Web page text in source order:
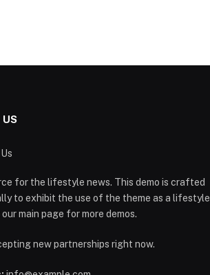
for the lifestyle news. This demo is crafted
to exhibit the use of the theme as a lifestyle
main page for more demos.
new partnerships right now.